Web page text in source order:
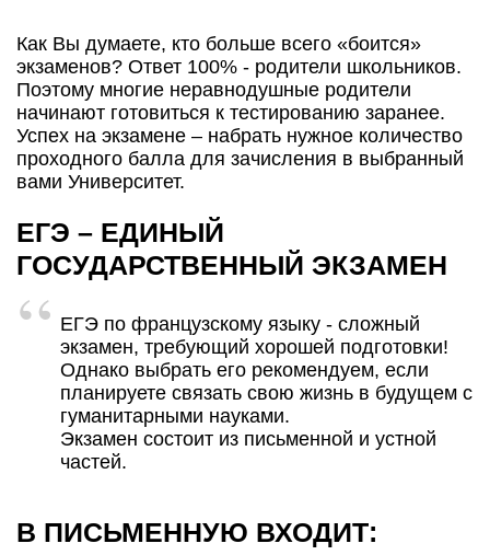
Как Вы думаете, кто больше всего «боится»
экзаменов? Ответ 100% - родители школьников.
Поэтому многие неравнодушные родители
начинают готовиться к тестированию заранее.
Успех на экзамене – набрать нужное количество
проходного балла для зачисления в выбранный
вами Университет.
ЕГЭ – ЕДИНЫЙ
ГОСУДАРСТВЕННЫЙ ЭКЗАМЕН
ЕГЭ по французскому языку - сложный
экзамен, требующий хорошей подготовки!
Однако выбрать его рекомендуем, если
планируете связать свою жизнь в будущем с
гуманитарными науками.
Экзамен состоит из письменной и устной
частей.
В ПИСЬМЕННУЮ ВХОДИТ: